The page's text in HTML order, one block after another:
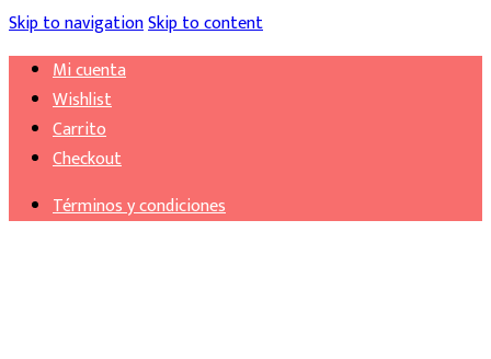
Skip to navigationSkip to content
Mi cuenta
Wishlist
Carrito
Checkout
Términos y condiciones